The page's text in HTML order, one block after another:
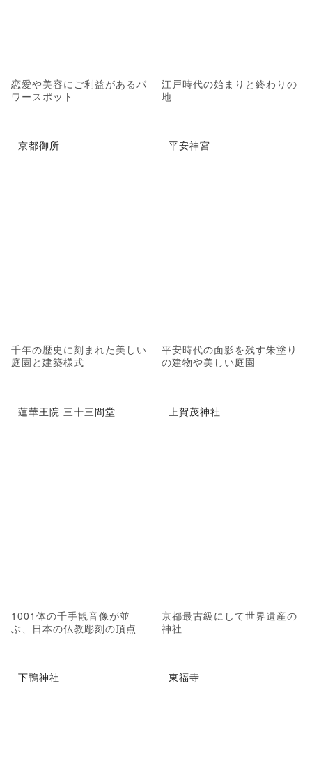
恋愛や美容にご利益があるパ
ワースポット
江戸時代の始まりと終わりの
地
京都御所
千年の歴史に刻まれた美しい
庭園と建築様式
平安神宮
平安時代の面影を残す朱塗り
の建物や美しい庭園
蓮華王院 三十三間堂
1001体の千手観音像が並
ぶ、日本の仏教彫刻の頂点
上賀茂神社
京都最古級にして世界遺産の
神社
下鴨神社 東福寺